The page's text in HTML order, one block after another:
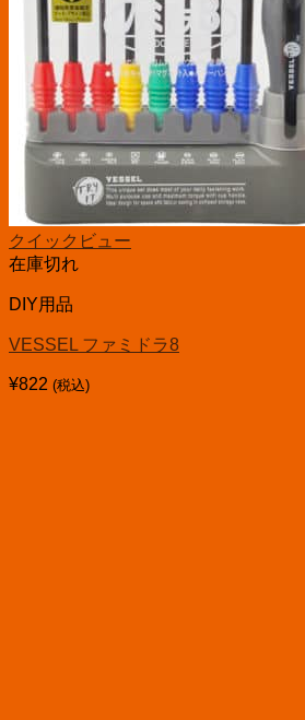
クイックビュー
在庫切れ
DIY用品
VESSEL ファミドラ8
¥822 (税込)